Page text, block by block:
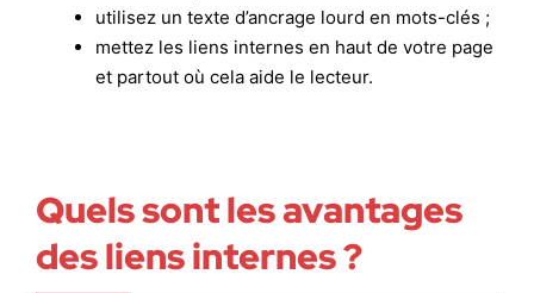
utilisez un texte d’ancrage lourd en mots-clés ;
mettez les liens internes en haut de votre page
et partout où cela aide le lecteur.
Quels sont les avantages
des liens internes ?